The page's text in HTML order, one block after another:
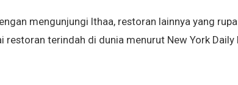
mengunjungi Ithaa, restoran lainnya yang
restoran terindah di dunia menurut New York Daily